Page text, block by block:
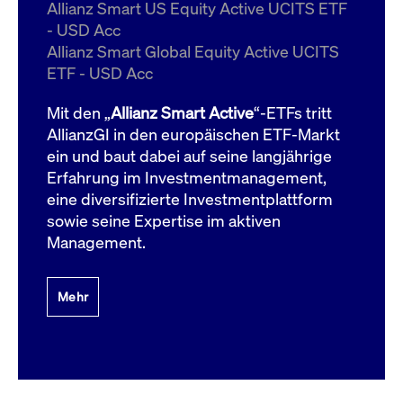
Allianz Smart US Equity Active UCITS ETF
- USD Acc
Allianz Smart Global Equity Active UCITS
ETF - USD Acc
Mit den „Allianz Smart Active“-ETFs tritt
AllianzGI in den europäischen ETF-Markt
ein und baut dabei auf seine langjährige
Erfahrung im Investmentmanagement,
eine diversifizierte Investmentplattform
sowie seine Expertise im aktiven
Management.
Mehr
ApplicationGatewayAffinityCORS
boerse.com
Domain
bis